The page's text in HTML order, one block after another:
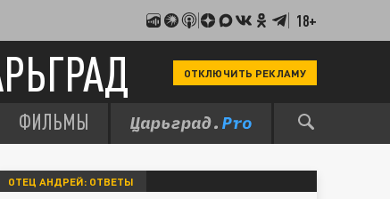
18+
ОТКЛЮЧИТЬ РЕКЛАМУ
ФИЛЬМЫ
ОТЕЦ АНДРЕЙ: ОТВЕТЫ